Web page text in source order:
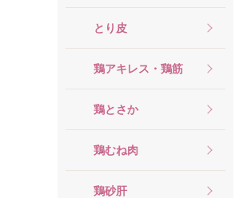
とり皮
鶏アキレス・鶏筋
鶏とさか
鶏むね肉
鶏砂肝